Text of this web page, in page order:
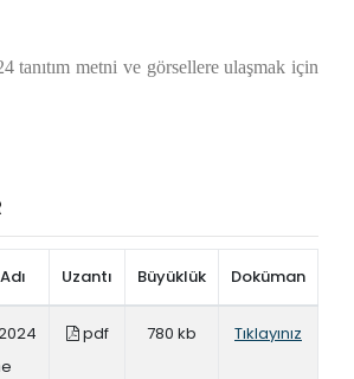
tanıtım metni ve görsellere ulaşmak için
Uzantı Büyüklük Doküman
pdf 780 kb Tıklayınız